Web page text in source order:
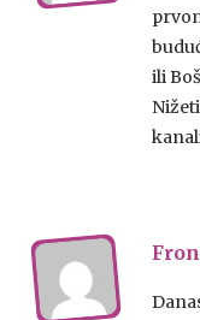
ili